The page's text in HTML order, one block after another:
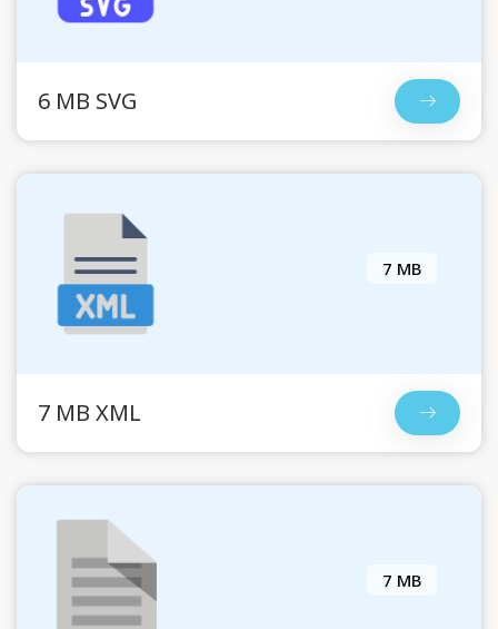
6 MB SVG
7 MB
7 MB XML
7 MB